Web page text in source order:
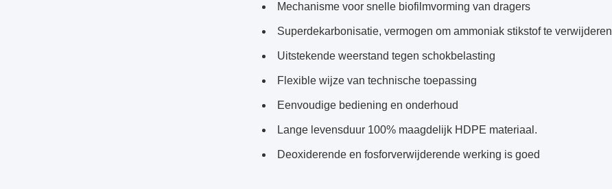
Mechanisme voor snelle biofilmvorming van dragers
Superdekarbonisatie, vermogen om ammoniak stikstof te verwijderen
Uitstekende weerstand tegen schokbelasting
Flexible wijze van technische toepassing
Eenvoudige bediening en onderhoud
Lange levensduur 100% maagdelijk HDPE materiaal.
Deoxiderende en fosforverwijderende werking is goed